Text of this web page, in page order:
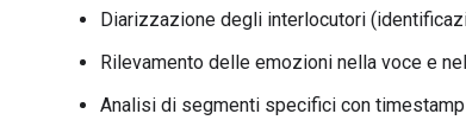
Diarizzazione degli interlocutori
Rilevamento delle emozioni nella voce e
Analisi di segmenti specifici con timestamp